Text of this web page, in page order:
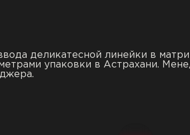
деликатесной линейки в
упаковки в Астрахани.